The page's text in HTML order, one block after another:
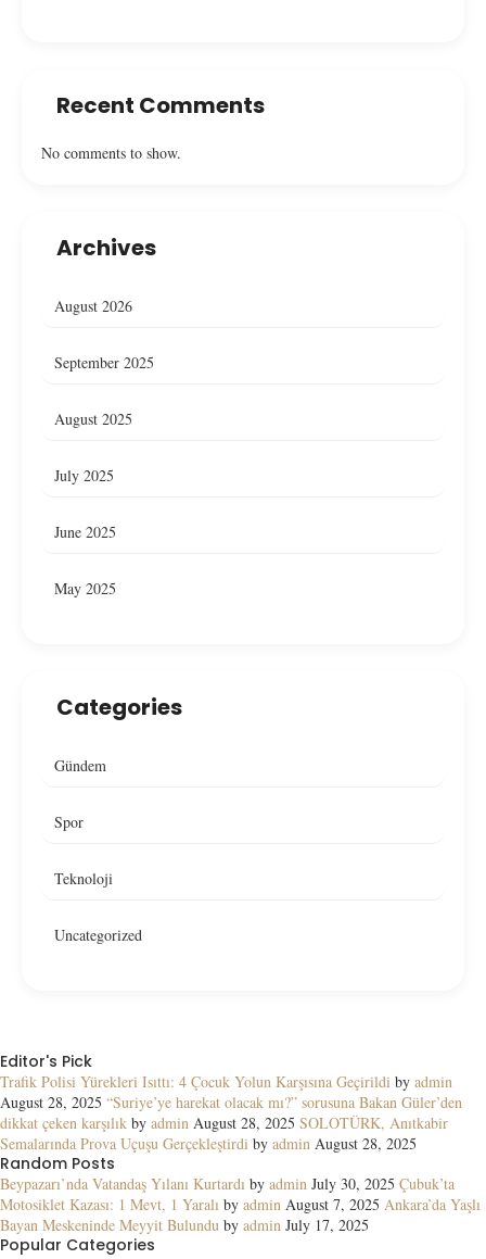
Recent Comments
No comments to show.
Archives
August 2026
September 2025
August 2025
July 2025
June 2025
May 2025
Categories
Gündem
Spor
Teknoloji
Uncategorized
Editor's Pick
Trafik Polisi Yürekleri Isıttı: 4 Çocuk Yolun Karşısına Geçirildi by admin
August 28, 2025 “Suriye’ye harekat olacak mı?” sorusuna Bakan Güler’den
dikkat çeken karşılık by admin August 28, 2025 SOLOTÜRK, Anıtkabir
Semalarında Prova Uçuşu Gerçekleştirdi by admin August 28, 2025
Random Posts
Beypazarı’nda Vatandaş Yılanı Kurtardı by admin July 30, 2025 Çubuk’ta
Motosiklet Kazası: 1 Mevt, 1 Yaralı by admin August 7, 2025 Ankara’da Yaşlı
Bayan Meskeninde Meyyit Bulundu by admin July 17, 2025
Popular Categories